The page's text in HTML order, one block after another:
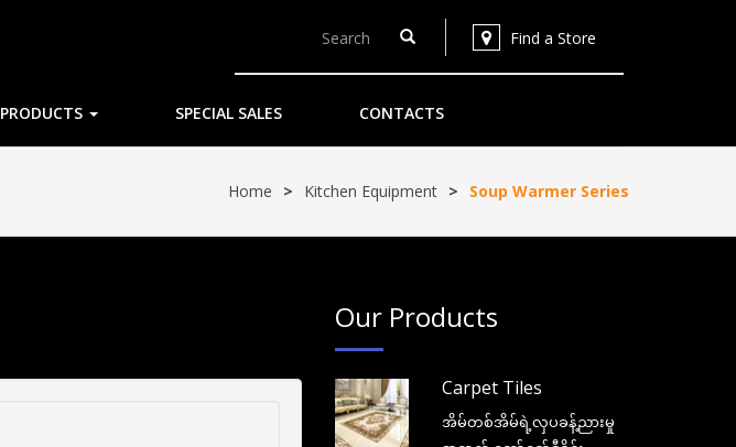
Find a Store
PRODUCTS SPECIAL SALES CONTACTS
Home > Kitchen Equipment > Soup Warmer Series
Our Products
Carpet Tiles
အိမ်တစ်အိမ်ရဲ့လှပခန့်ညားမှု